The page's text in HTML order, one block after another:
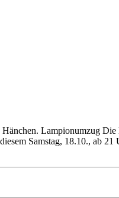
Lampionumzug Die
Samstag, 18.10., ab